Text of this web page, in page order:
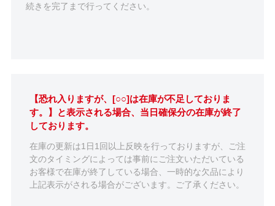
続きを完了まで行ってください。
【恐れ入りますが、[○○]は在庫が不足しておりま
す。】と表示される場合、当日確保分の在庫が終了
しております。
在庫の更新は1日1回以上反映を行っておりますが、ご注
文のタイミングによっては事前にご注文いただいている
お客様で在庫が終了している場合、一時的な欠品により
上記表示がされる場合がございます。ご了承ください。